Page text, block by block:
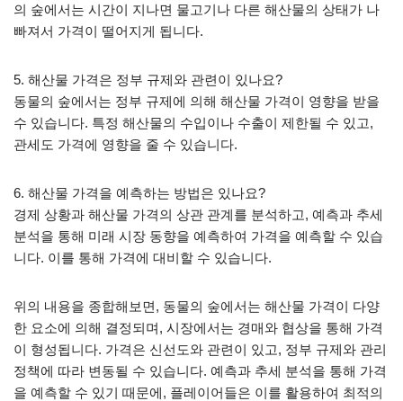
의 숲에서는 시간이 지나면 물고기나 다른 해산물의 상태가 나
빠져서 가격이 떨어지게 됩니다.
5. 해산물 가격은 정부 규제와 관련이 있나요?
동물의 숲에서는 정부 규제에 의해 해산물 가격이 영향을 받을
수 있습니다. 특정 해산물의 수입이나 수출이 제한될 수 있고,
관세도 가격에 영향을 줄 수 있습니다.
6. 해산물 가격을 예측하는 방법은 있나요?
경제 상황과 해산물 가격의 상관 관계를 분석하고, 예측과 추세
분석을 통해 미래 시장 동향을 예측하여 가격을 예측할 수 있습
니다. 이를 통해 가격에 대비할 수 있습니다.
위의 내용을 종합해보면, 동물의 숲에서는 해산물 가격이 다양
한 요소에 의해 결정되며, 시장에서는 경매와 협상을 통해 가격
이 형성됩니다. 가격은 신선도와 관련이 있고, 정부 규제와 관리
정책에 따라 변동될 수 있습니다. 예측과 추세 분석을 통해 가격
을 예측할 수 있기 때문에, 플레이어들은 이를 활용하여 최적의